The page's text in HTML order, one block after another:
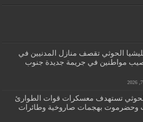
الحوثي تقصف منازل المدنيين في
مواطنين في جريمة جديدة جنوب
تستهدف معسكرات قوات الطوارئ
وحضرموت بهجمات صاروخية وطائرات